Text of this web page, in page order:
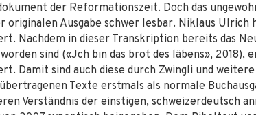
der Reformationszeit. Doch das
originalen Ausgabe schwer lesbar. Niklaus Ulrich
Nachdem in dieser Transkription bereits das
sind («Jch bin das brot des läbens», 2018),
Damit sind auch diese durch Zwingli und
Texte erstmals als normale
Verständnis der einstigen, schweizerdeutsch